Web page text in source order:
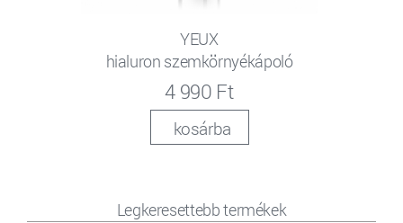
YEUX
hialuron szemkörnyékápoló
4 990 Ft
kosárba
Legkeresettebb termékek